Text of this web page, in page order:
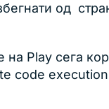
од
Play сега
code